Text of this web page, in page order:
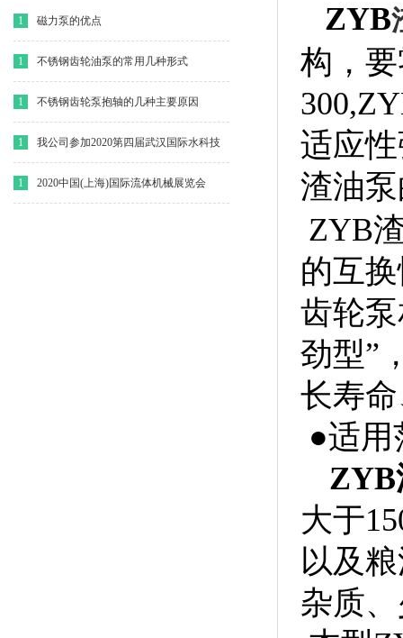
1 磁力泵的优点
1 不锈钢齿轮油泵的常用几种形式
1 不锈钢齿轮泵抱轴的几种主要原因
1 我公司参加2020第四届武汉国际水科技
博览会
1 2020中国(上海)国际流体机械展览会
ZYB
构，
适应
渣油
ZYB
的互
齿轮
劲型”
长寿
●适用
ZYB
大于
以及
杂质